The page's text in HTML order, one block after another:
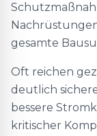
gesamte
Oft reichen
deutlich
bessere
kritischer